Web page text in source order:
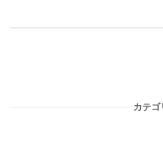
カテゴ